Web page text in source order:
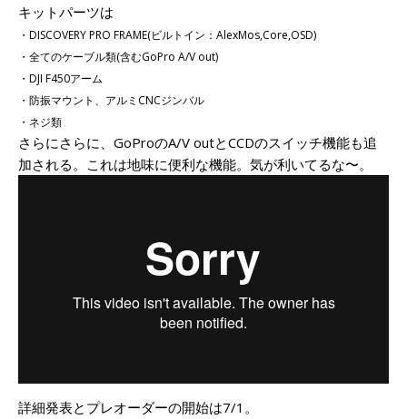
キットパーツは
・DISCOVERY PRO FRAME(ビルトイン：AlexMos,Core,OSD)
・全てのケーブル類(含むGoPro A/V out)
・DJI F450アーム
・防振マウント、アルミCNCジンバル
・ネジ類
さらにさらに、GoProのA/V outとCCDのスイッチ機能も追
加される。これは地味に便利な機能。気が利いてるな〜。
詳細発表とプレオーダーの開始は7/1。